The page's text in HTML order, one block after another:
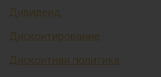
Дивиденд
Дисконтирование
Дисконтная политика